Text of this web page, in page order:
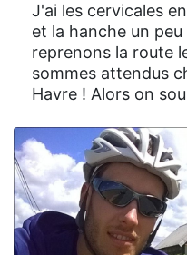
J'ai les cervicales
et la hanche un
reprenons la route
sommes attendus
Havre ! Alors on